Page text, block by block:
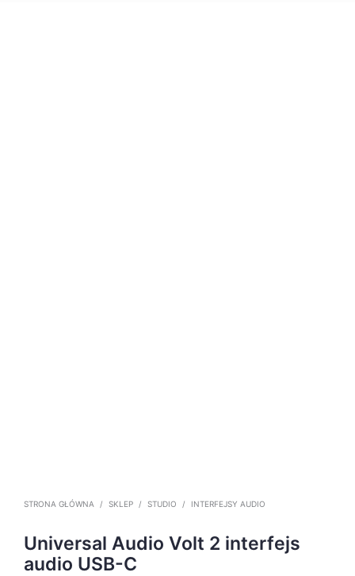
STRONA GŁÓWNA / SKLEP / STUDIO / INTERFEJSY AUDIO
Universal Audio Volt 2 interfejs
audio USB-C